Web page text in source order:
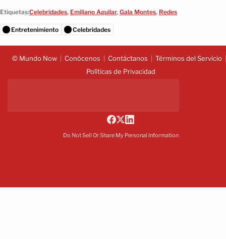
Etiquetas:Celebridades, Emiliano Aguilar, Gala Montes, Redes
Entretenimiento Celebridades
© Mundo Now Conócenos Contáctanos
Términos del Servicio
Políticas de Privacidad
Do Not Sell Or Share My Personal Information